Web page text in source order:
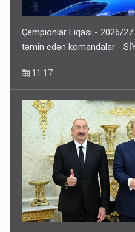
Çempionlar Liqası - 2026/
təmin edən komandalar -
11:17